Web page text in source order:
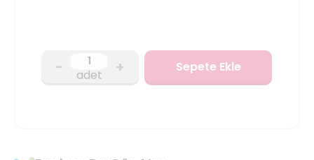
- adet + Sepete Ekle